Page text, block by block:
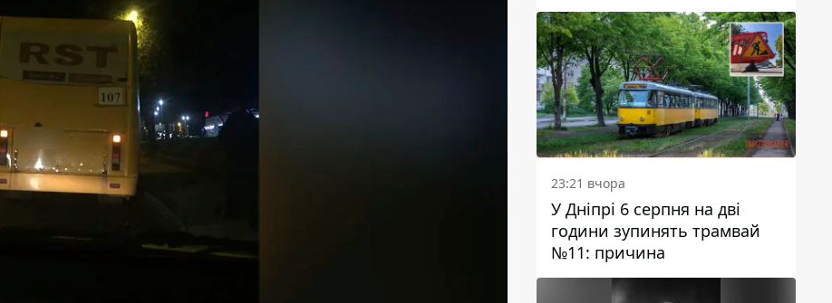
23:21 вчора
У Дніпрі 6 серпня на дві
години зупинять трамвай
№11: причина